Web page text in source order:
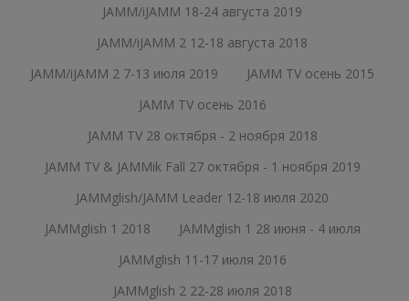
JAMM/iJAMM 18-24 августа 2019
JAMM/iJAMM 2 12-18 августа 2018
JAMM/iJAMM 2 7-13 июля 2019
JAMM TV осень 2015
JAMM TV осень 2016
JAMM TV 28 октября - 2 ноября 2018
JAMM TV & JAMMik Fall 27 октября - 1 ноября 2019
JAMMglish/JAMM Leader 12-18 июля 2020
JAMMglish 1 2018
JAMMglish 1 28 июня - 4 июля
JAMMglish 11-17 июля 2016
JAMMglish 2 22-28 июля 2018